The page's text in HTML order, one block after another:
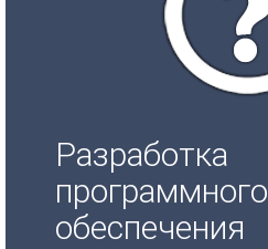
Разработка
программного
обеспечения